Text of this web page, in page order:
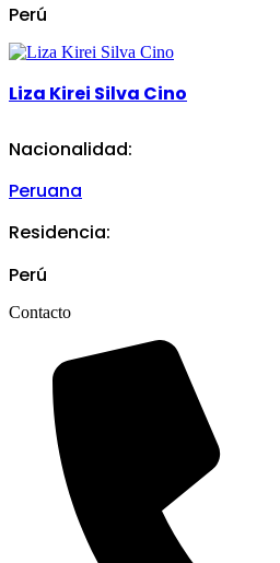
Perú
Liza Kirei Silva Cino
Nacionalidad:
Peruana
Residencia:
Perú
Contacto